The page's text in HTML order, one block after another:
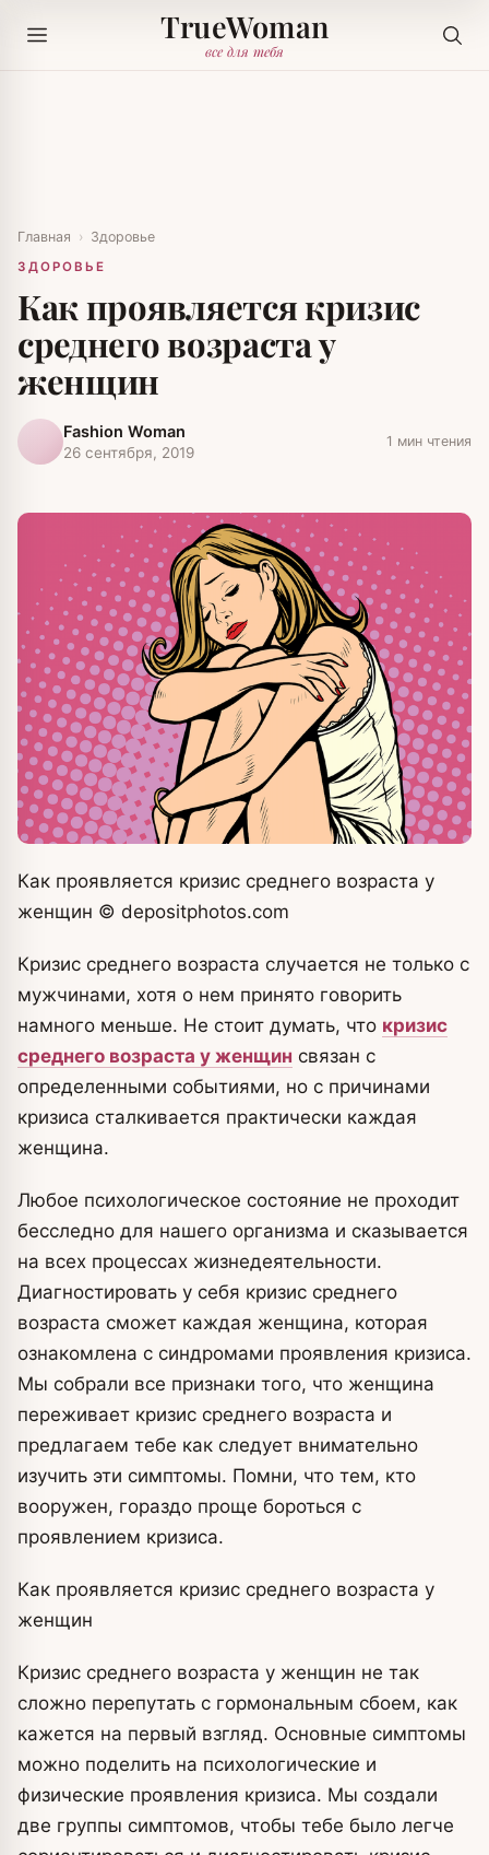
TrueWoman
все для тебя
Главная › Здоровье
ЗДОРОВЬЕ
Как проявляется кризис
среднего возраста у
женщин
Fashion Woman
26 сентября, 2019
1 мин чтения
Как проявляется кризис среднего возраста у
женщин © depositphotos.com
Кризис среднего возраста случается не только с
мужчинами, хотя о нем принято говорить
намного меньше. Не стоит думать, что кризис
среднего возраста у женщин связан с
определенными событиями, но с причинами
кризиса сталкивается практически каждая
женщина.
Любое психологическое состояние не проходит
бесследно для нашего организма и сказывается
на всех процессах жизнедеятельности.
Диагностировать у себя кризис среднего
возраста сможет каждая женщина, которая
ознакомлена с синдромами проявления кризиса.
Мы собрали все признаки того, что женщина
переживает кризис среднего возраста и
предлагаем тебе как следует внимательно
изучить эти симптомы. Помни, что тем, кто
вооружен, гораздо проще бороться с
проявлением кризиса.
Как проявляется кризис среднего возраста у
женщин
Кризис среднего возраста у женщин не так
сложно перепутать с гормональным сбоем, как
кажется на первый взгляд. Основные симптомы
можно поделить на психологические и
физические проявления кризиса. Мы создали
две группы симптомов, чтобы тебе было легче